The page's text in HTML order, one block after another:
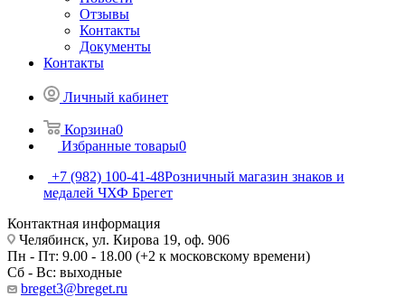
Отзывы
Контакты
Документы
Контакты
Личный кабинет
Корзина0
Избранные товары0
+7 (982) 100-41-48Розничный магазин знаков и
медалей ЧХФ Брегет
Контактная информация
Челябинск, ул. Кирова 19, оф. 906
Пн - Пт: 9.00 - 18.00 (+2 к московскому времени)
Сб - Вс: выходные
breget3@breget.ru